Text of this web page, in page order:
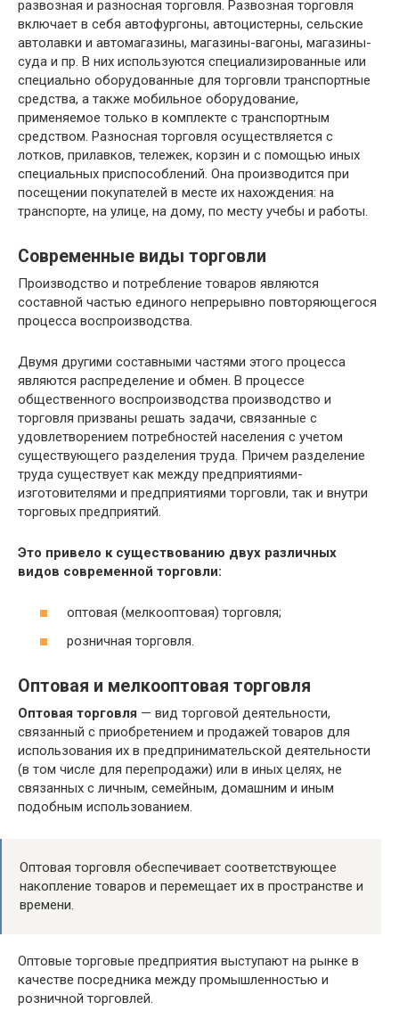
развозная и разносная торговля. Развозная торговля
включает в себя автофургоны, автоцистерны, сельские
автолавки и автомагазины, магазины-вагоны, магазины-
суда и пр. В них используются специализированные или
специально оборудованные для торговли транспортные
средства, а также мобильное оборудование,
применяемое только в комплекте с транспортным
средством. Разносная торговля осуществляется с
лотков, прилавков, тележек, корзин и с помощью иных
специальных приспособлений. Она производится при
посещении покупателей в месте их нахождения: на
транспорте, на улице, на дому, по месту учебы и работы.
Современные виды торговли
Производство и потребление товаров являются
составной частью единого непрерывно повторяющегося
процесса воспроизводства.
Двумя другими составными частями этого процесса
являются распределение и обмен. В процессе
общественного воспроизводства производство и
торговля призваны решать задачи, связанные с
удовлетворением потребностей населения с учетом
существующего разделения труда. Причем разделение
труда существует как между предприятиями-
изготовителями и предприятиями торговли, так и внутри
торговых предприятий.
Это привело к существованию двух различных
видов современной торговли:
оптовая (мелкооптовая) торговля;
розничная торговля.
Оптовая и мелкооптовая торговля
Оптовая торговля — вид торговой деятельности,
связанный с приобретением и продажей товаров для
использования их в предпринимательской деятельности
(в том числе для перепродажи) или в иных целях, не
связанных с личным, семейным, домашним и иным
подобным использованием.
Оптовая торговля обеспечивает соответствующее
накопление товаров и перемещает их в пространстве и
времени.
Оптовые торговые предприятия выступают на рынке в
качестве посредника между промышленностью и
розничной торговлей.